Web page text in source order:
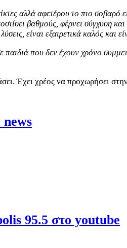
αλλά αφετέρου το πιο
βαθμούς, φέρνει σύγχυση
είναι εξαιρετικά καλός και
που δεν έχουν χρόνο
Έχει χρέος να προχωρήσει
news
95.5 στο youtube